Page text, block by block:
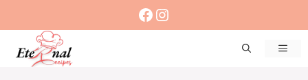
content
Facebook
Instagram